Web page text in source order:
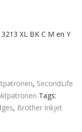
XL BK C M en Y
, SecondLife
Tags:
, Brother Inkjet